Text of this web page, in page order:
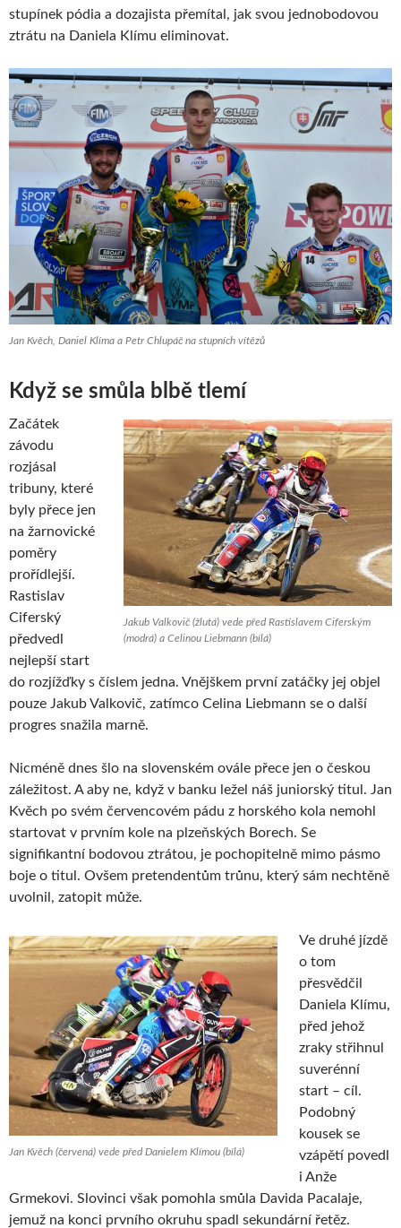
stupínek pódia a dozajista přemítal, jak svou jednobodovou
ztrátu na Daniela Klímu eliminovat.
Jan Kvěch, Daniel Klíma a Petr Chlupáč na stupních vítězů
Když se smůla blbě tlemí
Jakub Valkovič (žlutá) vede před Rastislavem Ciferským
(modrá) a Celinou Liebmann (bílá)
Začátek
závodu
rozjásal
tribuny, které
byly přece jen
na žarnovické
poměry
prořídlejší.
Rastislav
Ciferský
předvedl
nejlepší start
do rozjížďky s číslem jedna. Vnějškem první zatáčky jej objel
pouze Jakub Valkovič, zatímco Celina Liebmann se o další
progres snažila marně.
Nicméně dnes šlo na slovenském ovále přece jen o českou
záležitost. A aby ne, když v banku ležel náš juniorský titul. Jan
Kvěch po svém červencovém pádu z horského kola nemohl
startovat v prvním kole na plzeňských Borech. Se
signifikantní bodovou ztrátou, je pochopitelně mimo pásmo
boje o titul. Ovšem pretendentům trůnu, který sám nechtěně
uvolnil, zatopit může.
Jan Kvěch (červená) vede před Danielem Klímou (bílá)
Ve druhé jízdě
o tom
přesvědčil
Daniela Klímu,
před jehož
zraky střihnul
suverénní
start – cíl.
Podobný
kousek se
vzápětí povedl
i Anže
Grmekovi. Slovinci však pomohla smůla Davida Pacalaje,
jemuž na konci prvního okruhu spadl sekundární řetěz.